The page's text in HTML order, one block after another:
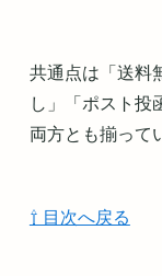
共通点は「送料
し」「ポスト投
両方とも揃って
⇧ 目次へ戻る